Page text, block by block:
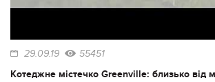
29.09.19 55451
Котеджне містечко Greenville: близько від